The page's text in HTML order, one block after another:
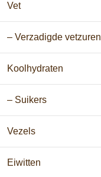
Vet
– Verzadigde vetzuren
Koolhydraten
– Suikers
Vezels
Eiwitten